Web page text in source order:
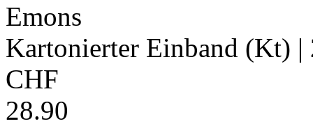
Emons
Kartonierter Einband (Kt) |
CHF
28.90